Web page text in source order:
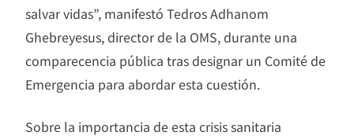
salvar vidas”, manifestó Tedros Adhanom
Ghebreyesus, director de la OMS, durante una
comparecencia pública tras designar un Comité de
Emergencia para abordar esta cuestión.
Sobre la importancia de esta crisis sanitaria